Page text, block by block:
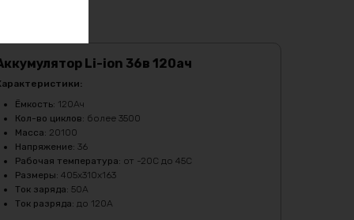
Li-ion 36в 120ач
Ёмкость: 120Ач
Кол-во циклов: более 3500
Масса: 20100
Напряжение: 36
Рабочая температура: от -20C до 45C
Размеры: 405х310х163
Ток заряда: 50А
Ток разряда: до 120А